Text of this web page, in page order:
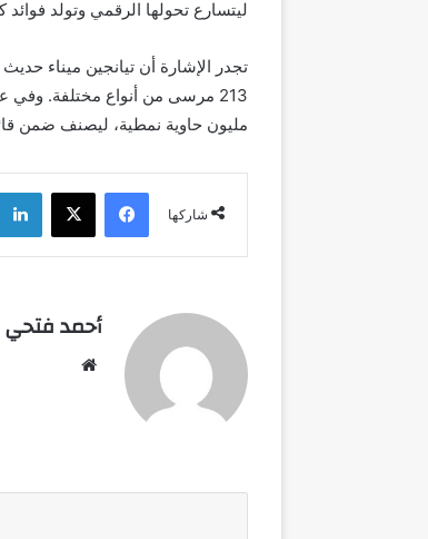
ليتسارع تحولها الرقمي وتولد
مليون حاوية نمطية، ليصنف ضمن
شاركها
فيسبوك ‫X
أحمد فتحي